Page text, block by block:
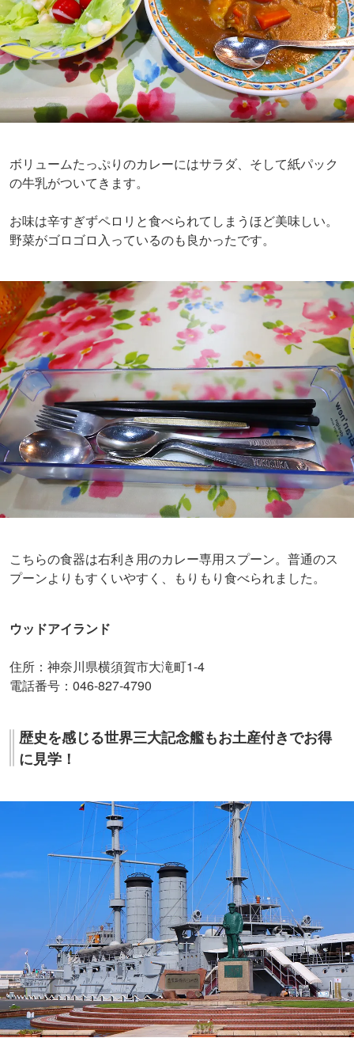
ボリュームたっぷりのカレーにはサラダ、そして紙パック
の牛乳がついてきます。
お味は辛すぎずペロリと食べられてしまうほど美味しい。
野菜がゴロゴロ入っているのも良かったです。
こちらの食器は右利き用のカレー専用スプーン。普通のス
プーンよりもすくいやすく、もりもり食べられました。
ウッドアイランド
住所：神奈川県横須賀市大滝町1-4
電話番号：046-827-4790
歴史を感じる世界三大記念艦もお土産付きでお得
に見学！